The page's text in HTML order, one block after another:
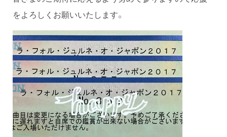
をよろしくお願いいたします。